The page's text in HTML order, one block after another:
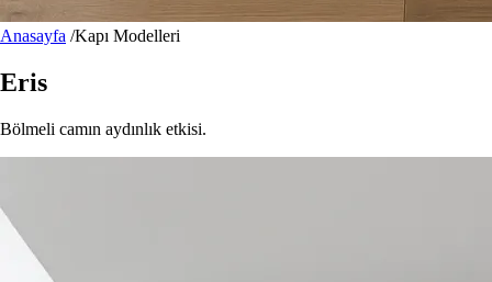
Anasayfa /Kapı Modelleri
Eris
Bölmeli camın aydınlık etkisi.